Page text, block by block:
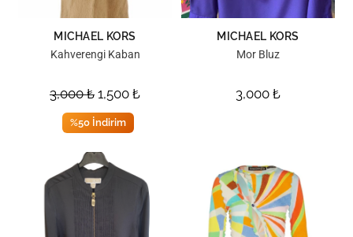
MICHAEL KORS
Kahverengi Kaban
3,000₺ 1,500 ₺
%50 İndirim
MICHAEL KORS
Mor Bluz
3,000 ₺